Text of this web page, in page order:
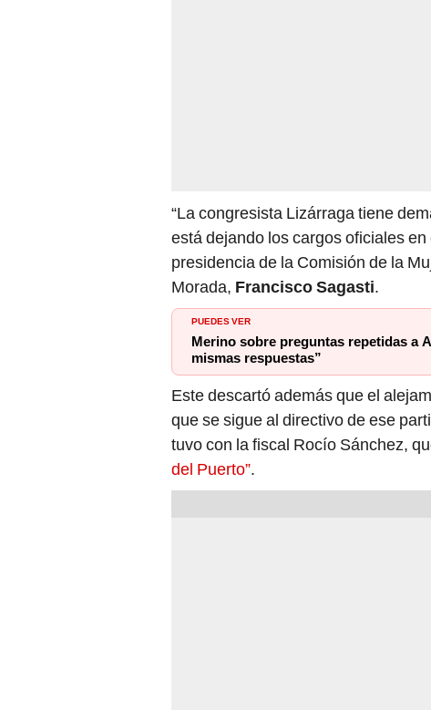
“La congresista Lizárraga tiene
está dejando los cargos oficiales
presidencia de la Comisión de la
Morada, Francisco Sagasti.
PUEDES VER
Merino sobre preguntas repetidas a
mismas respuestas”
Este descartó además que el
que se sigue al directivo de ese
tuvo con la fiscal Rocío Sánchez,
del Puerto”.